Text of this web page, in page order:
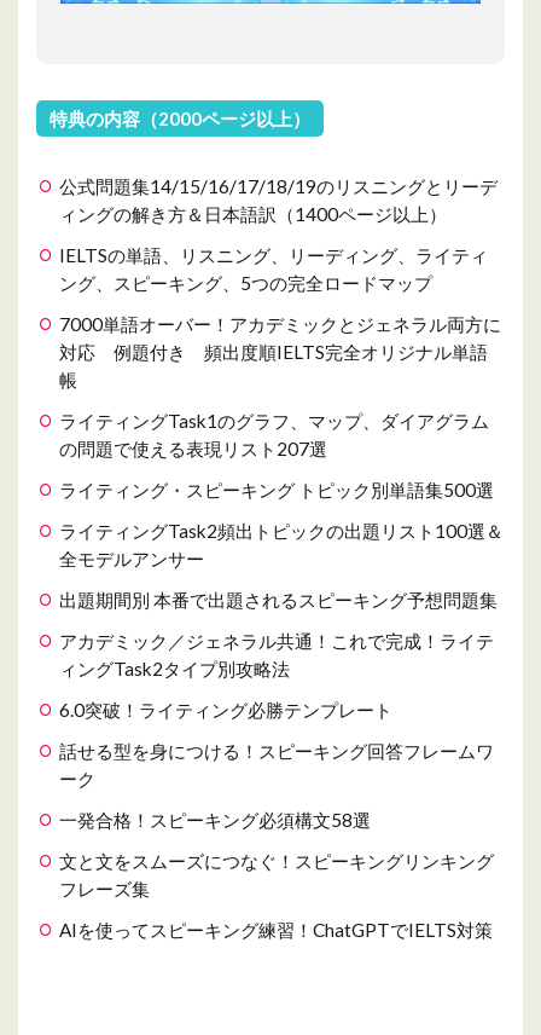
特典の内容（2000ページ以上）
公式問題集14/15/16/17/18/19のリスニングとリーデ
ィングの解き方＆日本語訳（1400ページ以上）
IELTSの単語、リスニング、リーディング、ライティ
ング、スピーキング、5つの完全ロードマップ
7000単語オーバー！アカデミックとジェネラル両方に
対応 例題付き 頻出度順IELTS完全オリジナル単語
帳
ライティングTask1のグラフ、マップ、ダイアグラム
の問題で使える表現リスト207選
ライティング・スピーキング トピック別単語集500選
ライティングTask2頻出トピックの出題リスト100選＆
全モデルアンサー
出題期間別 本番で出題されるスピーキング予想問題集
アカデミック／ジェネラル共通！これで完成！ライテ
ィングTask2タイプ別攻略法
6.0突破！ライティング必勝テンプレート
話せる型を身につける！スピーキング回答フレームワ
ーク
一発合格！スピーキング必須構文58選
文と文をスムーズにつなぐ！スピーキングリンキング
フレーズ集
AIを使ってスピーキング練習！ChatGPTでIELTS対策